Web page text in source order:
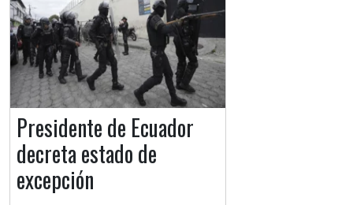
Presidente de Ecuador
decreta estado de
excepción